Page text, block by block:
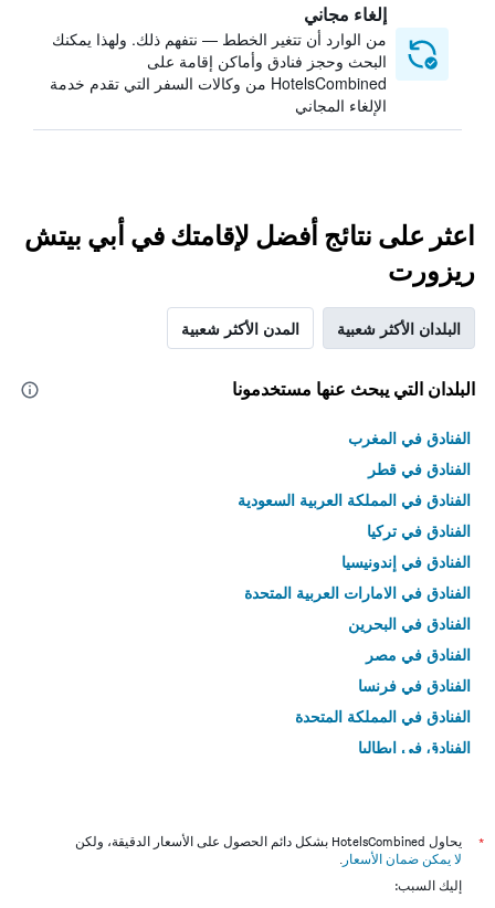
إلغاء مجاني
من الوارد أن تتغير الخطط — نتفهم ذلك. ولهذا يمكنك
البحث وحجز فنادق وأماكن إقامة على
HotelsCombined من وكالات السفر التي تقدم خدمة
الإلغاء المجاني
اعثر على نتائج أفضل لإقامتك في أبي بيتش
ريزورت
البلدان الأكثر شعبية المدن الأكثر شعبية
البلدان التي يبحث عنها مستخدمونا
الفنادق في المغرب
الفنادق في قطر
الفنادق في المملكة العربية السعودية
الفنادق في تركيا
الفنادق في إندونيسيا
الفنادق في الامارات العربية المتحدة
الفنادق في البحرين
الفنادق في مصر
الفنادق في فرنسا
الفنادق في المملكة المتحدة
الفنادق في إيطاليا
*
يحاول HotelsCombined بشكل دائم الحصول على الأسعار الدقيقة، ولكن
لا يمكن ضمان الأسعار .
إليك السبب: